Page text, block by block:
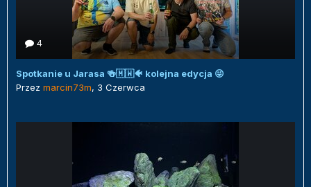
4
Spotkanie u Jarasa 🍻🇲🇼🐠 kolejna edycja 😜
Przez marcin73m, 3 Czerwca